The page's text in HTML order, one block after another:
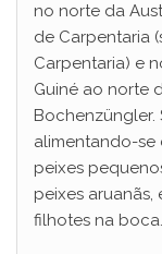
no norte da
de Carpentaria
Carpentaria) e
Guiné ao norte
Bochenzüngler.
alimentando-se
peixes
peixes
filhotes na boca.